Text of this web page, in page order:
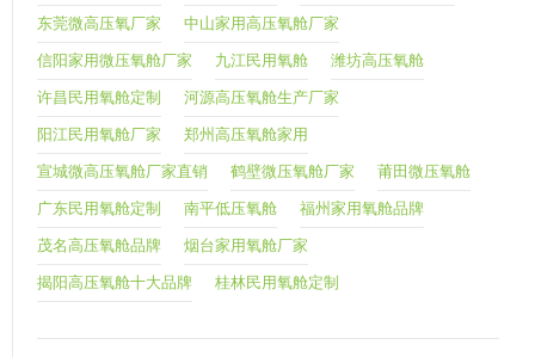
东莞微高压氧厂家 中山家用高压氧舱厂家
信阳家用微压氧舱厂家 九江民用氧舱 潍坊高压氧舱
许昌民用氧舱定制 河源高压氧舱生产厂家
阳江民用氧舱厂家 郑州高压氧舱家用
宣城微高压氧舱厂家直销 鹤壁微压氧舱厂家 莆田微压氧舱
广东民用氧舱定制 南平低压氧舱 福州家用氧舱品牌
茂名高压氧舱品牌 烟台家用氧舱厂家
揭阳高压氧舱十大品牌 桂林民用氧舱定制